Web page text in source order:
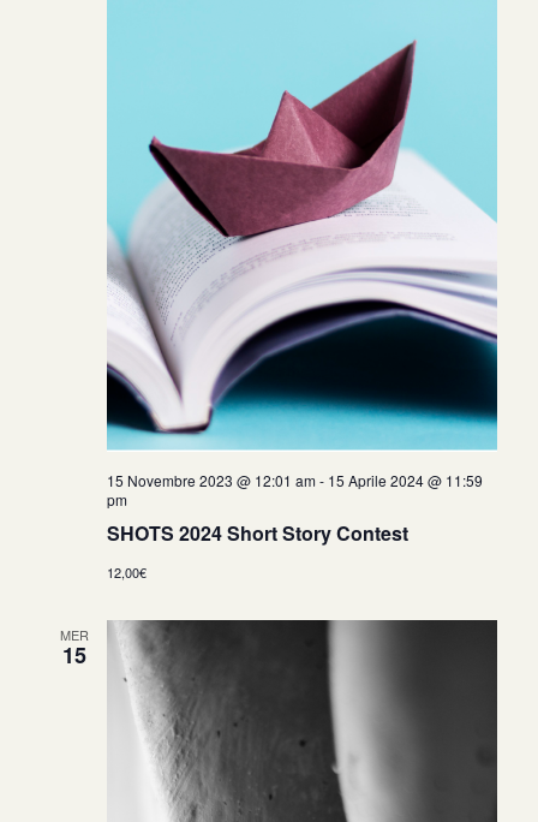
15 Novembre 2023 @ 12:01 am- 15 Aprile 2024 @ 11:59
pm
SHOTS 2024 Short Story Contest
12,00€
MER
15